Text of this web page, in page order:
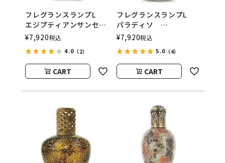
フレグランスランプL
エジプティアンサンセッ
ト
ASHLEIGH&BURWOOD
（アシュレイアンドバー
ウッド）
¥7,920税込
4.0 （2）
CART
フレグランスランプL
パラディソ
ASHLEIGH&BURWOOD
（アシュレイアンドバー
ウッド）
¥7,920税込
5.0（4）
CART